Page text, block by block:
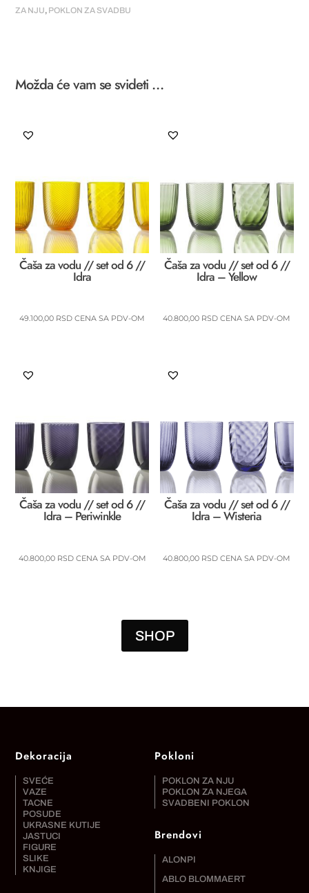
ZA NJU, POKLON ZA SVADBU
Možda će vam se svideti …
Čaša za vodu // set od 6 //
Idra
49.100,00 RSD CENA SA PDV-OM
Čaša za vodu // set od 6 //
Idra – Yellow
40.800,00 RSD CENA SA PDV-OM
Čaša za vodu // set od 6 //
Idra – Periwinkle
40.800,00 RSD CENA SA PDV-OM
Čaša za vodu // set od 6 //
Idra – Wisteria
40.800,00 RSD CENA SA PDV-OM
SHOP
Dekoracija
SVEĆE
VAZE
TACNE
POSUDE
UKRASNE KUTIJE
JASTUCI
FIGURE
SLIKE
KNJIGE
Pokloni
POKLON ZA NJU
POKLON ZA NJEGA
SVADBENI POKLON
Brendovi
ALONPI
ABLO BLOMMAERT